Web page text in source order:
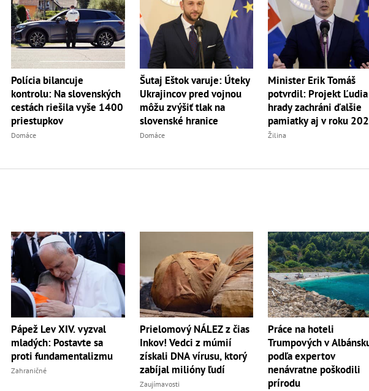
Polícia bilancuje
kontrolu: Na slovenských
cestách riešila vyše 1400
priestupkov
Domáce
Šutaj Eštok varuje: Úteky
Ukrajincov pred vojnou
môžu zvýšiť tlak na
slovenské hranice
Domáce
Minister Erik Tomáš
potvrdil: Projekt
hrady zachráni ďalšie
pamiatky aj v roku
Žilina
Pápež Lev XIV. vyzval
mladých: Postavte sa
proti fundamentalizmu
Zahraničné
Prielomový NÁLEZ z čias
Inkov! Vedci z múmií
získali DNA vírusu, ktorý
zabíjal milióny ľudí
Zaujímavosti
Práce na hoteli
Trumpových v
podľa expertov
nenávratne poškodili
prírodu